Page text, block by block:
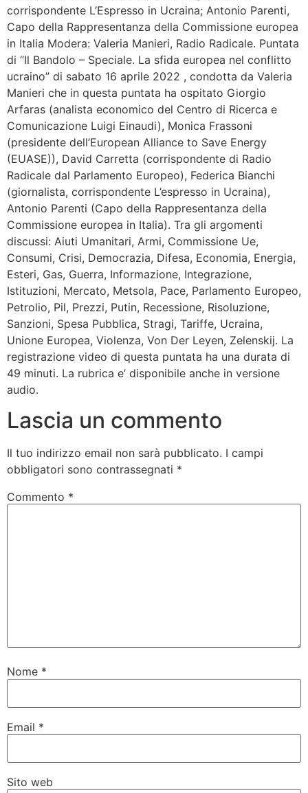
Fondazione CERM – Idee
corrispondente L’Espresso in Ucraina; Antonio Parenti,
Capo della Rappresentanza della Commissione europea
in Italia Modera: Valeria Manieri, Radio Radicale. Puntata
di “Il Bandolo – Speciale. La sfida europea nel conflitto
ucraino” di sabato 16 aprile 2022 , condotta da Valeria
Manieri che in questa puntata ha ospitato Giorgio
Arfaras (analista economico del Centro di Ricerca e
Comunicazione Luigi Einaudi), Monica Frassoni
(presidente dell’European Alliance to Save Energy
(EUASE)), David Carretta (corrispondente di Radio
Radicale dal Parlamento Europeo), Federica Bianchi
(giornalista, corrispondente L’espresso in Ucraina),
Antonio Parenti (Capo della Rappresentanza della
Commissione europea in Italia). Tra gli argomenti
discussi: Aiuti Umanitari, Armi, Commissione Ue,
Consumi, Crisi, Democrazia, Difesa, Economia, Energia,
Esteri, Gas, Guerra, Informazione, Integrazione,
Istituzioni, Mercato, Metsola, Pace, Parlamento Europeo,
Petrolio, Pil, Prezzi, Putin, Recessione, Risoluzione,
Sanzioni, Spesa Pubblica, Stragi, Tariffe, Ucraina,
Unione Europea, Violenza, Von Der Leyen, Zelenskij. La
registrazione video di questa puntata ha una durata di
49 minuti. La rubrica e’ disponibile anche in versione
audio.
Lascia un commento
Il tuo indirizzo email non sarà pubblicato. I campi
obbligatori sono contrassegnati *
Commento *
Nome *
Email *
Sito web